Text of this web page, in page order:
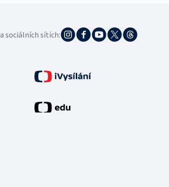
sociálních sítích: